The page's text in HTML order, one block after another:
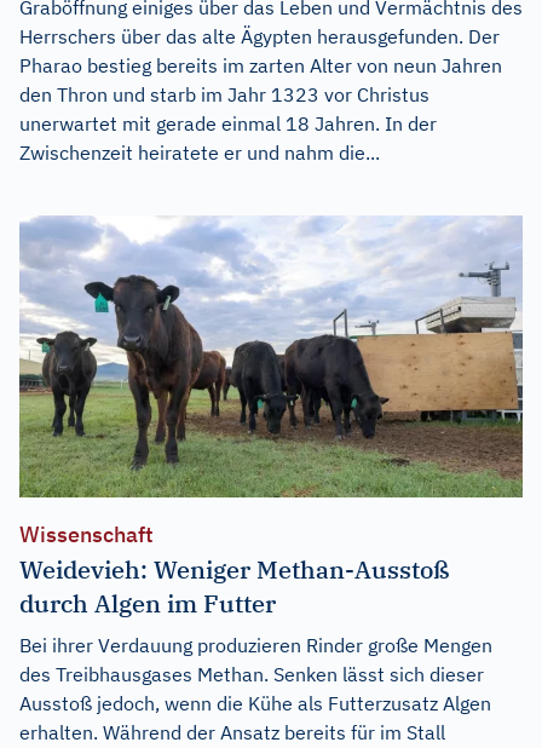
Graböffnung einiges über das Leben und Vermächtnis des
Herrschers über das alte Ägypten herausgefunden. Der
Pharao bestieg bereits im zarten Alter von neun Jahren
den Thron und starb im Jahr 1323 vor Christus
unerwartet mit gerade einmal 18 Jahren. In der
Zwischenzeit heiratete er und nahm die...
Wissenschaft
Weidevieh: Weniger Methan-Ausstoß
durch Algen im Futter
Bei ihrer Verdauung produzieren Rinder große Mengen
des Treibhausgases Methan. Senken lässt sich dieser
Ausstoß jedoch, wenn die Kühe als Futterzusatz Algen
erhalten. Während der Ansatz bereits für im Stall